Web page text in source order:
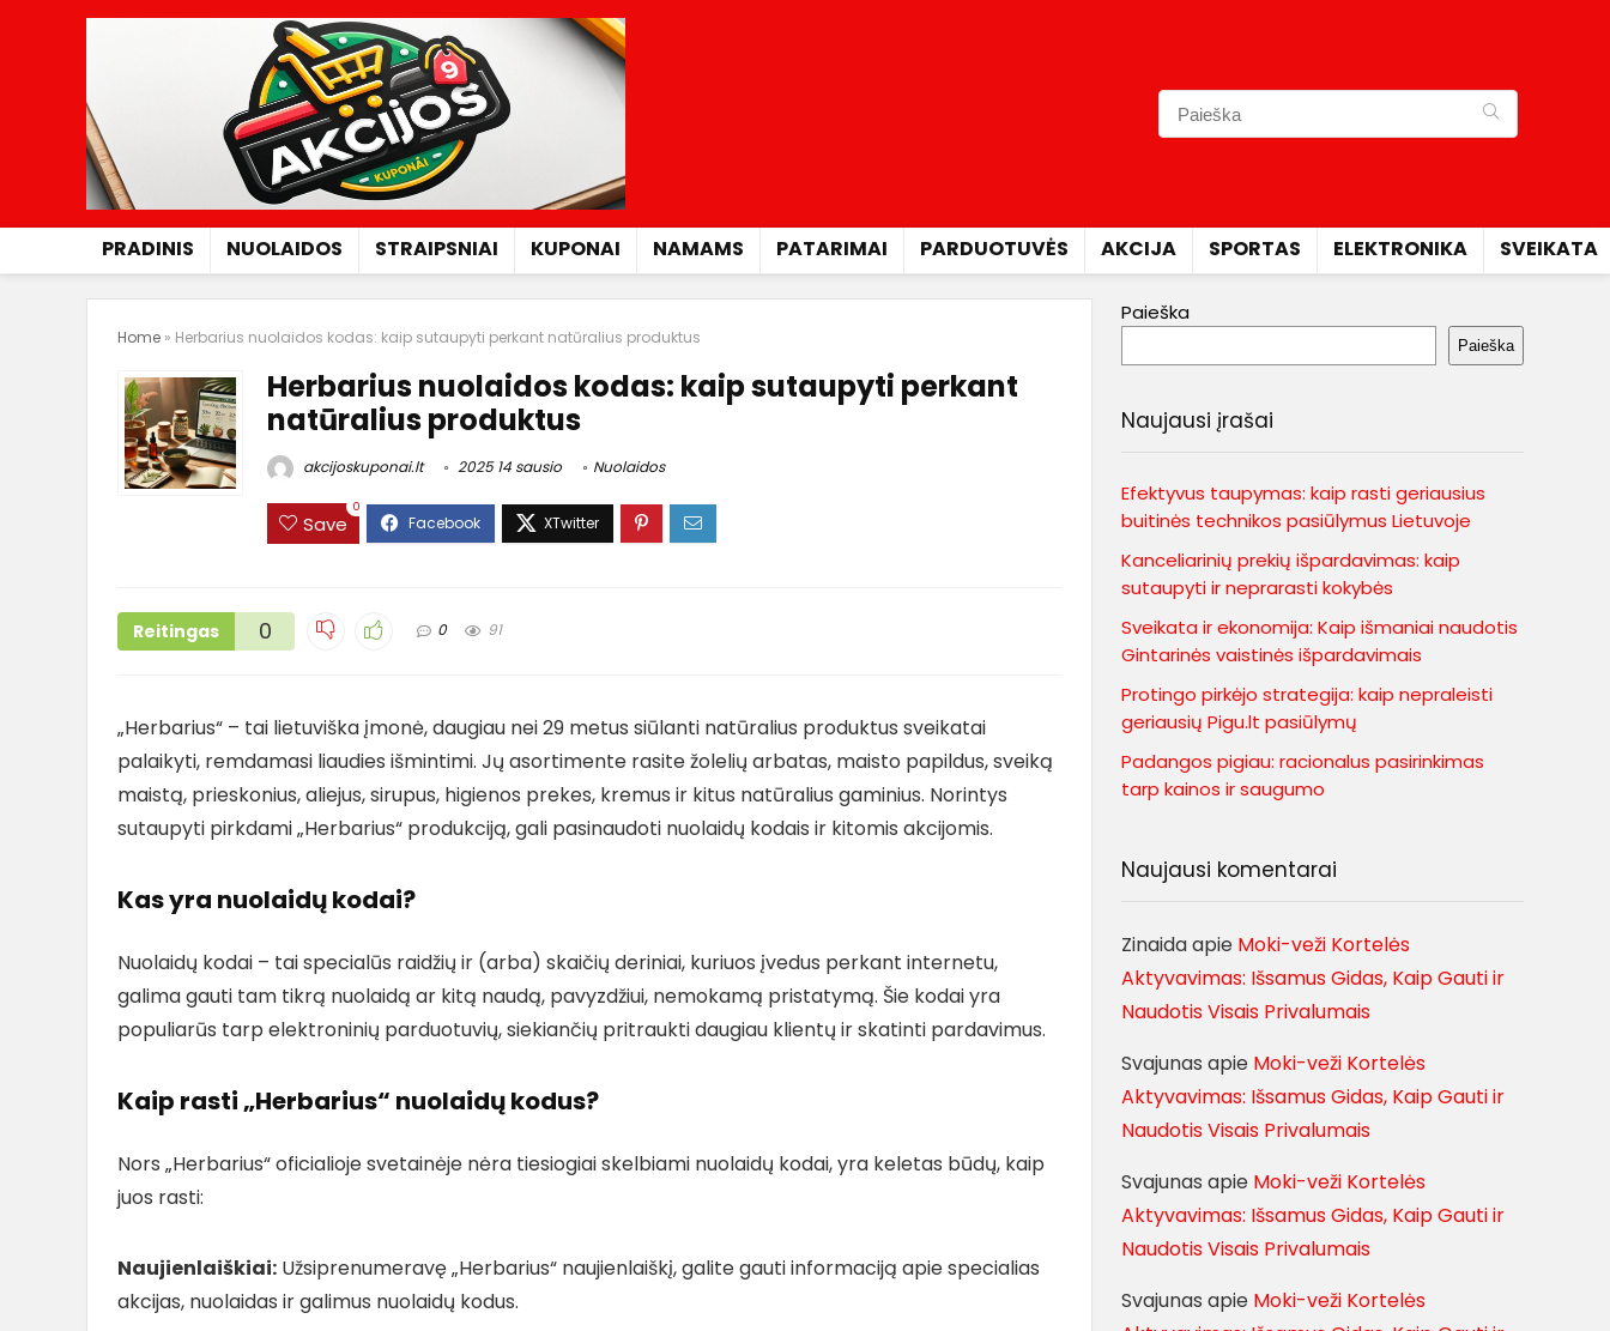
PRADINIS NUOLAIDOS STRAIPSNIAI KUPONAI NAMAMS PATARIMAI PARDUOTUVĖS AKCIJA SPORTAS ELEKTRONIKA SVEIKATA
Home » Herbarius nuolaidos kodas: kaip sutaupyti perkant natūralius produktus
Herbarius nuolaidos kodas: kaip sutaupyti perkant
natūralius produktus
akcijoskuponai.lt 2025 14 sausio Nuolaidos
Save
0
Reitingas 0 0 91
„Herbarius“ – tai lietuviška įmonė, daugiau nei 29 metus siūlanti natūralius produktus sveikatai
palaikyti, remdamasi liaudies išmintimi. Jų asortimente rasite žolelių arbatas, maisto papildus, sveiką
maistą, prieskonius, aliejus, sirupus, higienos prekes, kremus ir kitus natūralius gaminius. Norintys
sutaupyti pirkdami „Herbarius“ produkciją, gali pasinaudoti nuolaidų kodais ir kitomis akcijomis.
Kas yra nuolaidų kodai?
Nuolaidų kodai – tai specialūs raidžių ir (arba) skaičių deriniai, kuriuos įvedus perkant internetu,
galima gauti tam tikrą nuolaidą ar kitą naudą, pavyzdžiui, nemokamą pristatymą. Šie kodai yra
populiarūs tarp elektroninių parduotuvių, siekiančių pritraukti daugiau klientų ir skatinti pardavimus.
Kaip rasti „Herbarius“ nuolaidų kodus?
Nors „Herbarius“ oficialioje svetainėje nėra tiesiogiai skelbiami nuolaidų kodai, yra keletas būdų, kaip
juos rasti:
Naujienlaiškiai: Užsiprenumeravę „Herbarius“ naujienlaiškį, galite gauti informaciją apie specialias
akcijas, nuolaidas ir galimus nuolaidų kodus.
Paieška
Paieška
Naujausi įrašai
Efektyvus taupymas: kaip rasti geriausius
buitinės technikos pasiūlymus Lietuvoje
Kanceliarinių prekių išpardavimas: kaip
sutaupyti ir neprarasti kokybės
Sveikata ir ekonomija: Kaip išmaniai naudotis
Gintarinės vaistinės išpardavimais
Protingo pirkėjo strategija: kaip nepraleisti
geriausių Pigu.lt pasiūlymų
Padangos pigiau: racionalus pasirinkimas
tarp kainos ir saugumo
Naujausi komentarai
Zinaidaapie Moki-veži Kortelės
Aktyvavimas: Išsamus Gidas, Kaip Gauti ir
Naudotis Visais Privalumais
Svajunas apie Moki-veži Kortelės
Aktyvavimas: Išsamus Gidas, Kaip Gauti ir
Naudotis Visais Privalumais
Svajunas apie Moki-veži Kortelės
Aktyvavimas: Išsamus Gidas, Kaip Gauti ir
Naudotis Visais Privalumais
Svajunas apie Moki-veži Kortelės